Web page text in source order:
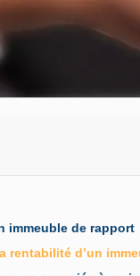
immeuble de rapport
rentabilité d’un